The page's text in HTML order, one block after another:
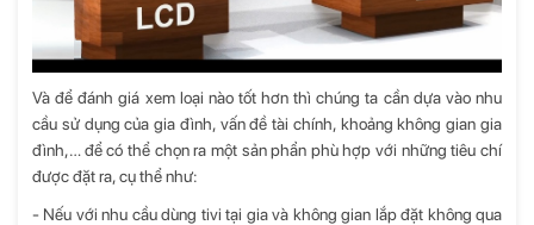
Và để đánh giá xem loại nào tốt hơn thì chúng ta cần dựa vào nhu
cầu sử dụng của gia đình, vấn đề tài chính, khoảng không gian gia
đình,… để có thể chọn ra một sản phẩn phù hợp với những tiêu chí
được đặt ra, cụ thể như:
- Nếu với nhu cầu dùng tivi tại gia và không gian lắp đặt không qua